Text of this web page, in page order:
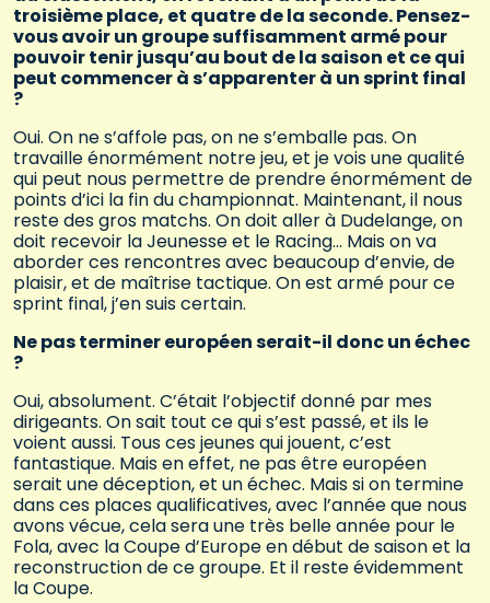
troisième place, et quatre de la seconde. Pensez-
vous avoir un groupe suffisamment armé pour
pouvoir tenir jusqu’au bout de la saison et ce qui
peut commencer à s’apparenter à un sprint final
?
Oui. On ne s’affole pas, on ne s’emballe pas. On
travaille énormément notre jeu, et je vois une qualité
qui peut nous permettre de prendre énormément de
points d’ici la fin du championnat. Maintenant, il nous
reste des gros matchs. On doit aller à Dudelange, on
doit recevoir la Jeunesse et le Racing… Mais on va
aborder ces rencontres avec beaucoup d’envie, de
plaisir, et de maîtrise tactique. On est armé pour ce
sprint final, j’en suis certain.
Ne pas terminer européen serait-il donc un échec
?
Oui, absolument. C’était l’objectif donné par mes
dirigeants. On sait tout ce qui s’est passé, et ils le
voient aussi. Tous ces jeunes qui jouent, c’est
fantastique. Mais en effet, ne pas être européen
serait une déception, et un échec. Mais si on termine
dans ces places qualificatives, avec l’année que nous
avons vécue, cela sera une très belle année pour le
Fola, avec la Coupe d’Europe en début de saison et la
reconstruction de ce groupe. Et il reste évidemment
la Coupe.